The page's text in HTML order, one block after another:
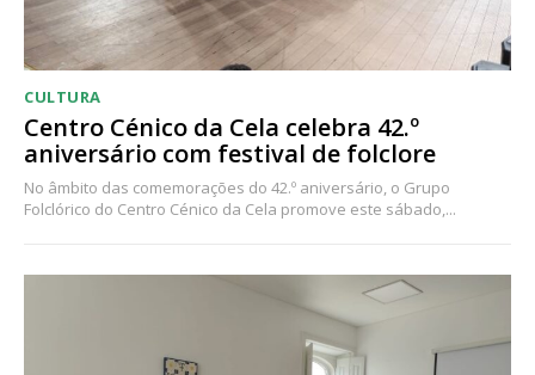
CULTURA
Centro Cénico da Cela celebra 42.º
aniversário com festival de folclore
No âmbito das comemorações do 42.º aniversário, o Grupo
Folclórico do Centro Cénico da Cela promove este sábado,...